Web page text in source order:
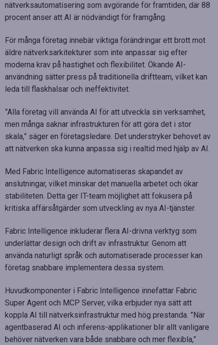
nätverksautomatisering som avgörande för framtiden, där 88
procent anser att AI är nödvändigt för framgång.
För många företag innebär viktiga förändringar ett brott mot
äldre nätverksarkitekturer som inte anpassar sig efter
moderna krav på hastighet och flexibilitet. Ökande AI-
användning sätter press på traditionella driftteam, vilket kan
leda till flaskhalsar och ineffektivitet.
”Alla företag vill använda AI för att utveckla sin verksamhet,
men många saknar infrastrukturen för att göra det i stor
skala,” säger en företagsledare. Det understryker behovet av
att nätverken ska kunna anpassa sig i realtid med hjälp av AI.
Med Fabric Intelligence automatiseras skapandet av
anslutningar, vilket minskar det manuella arbetet och ökar
stabiliteten. Detta ger IT-team möjlighet att fokusera på
kritiska affärsåtgärder som utveckling av nya AI-tjänster.
Fabric Intelligence inkluderar flera AI-drivna verktyg som
underlättar design och drift av infrastruktur. Genom att
använda naturligt språk och automatiserade processer kan
företag snabbare implementera dessa system.
Huvudkomponenter i Fabric Intelligence innefattar Fabric
Super Agent och MCP Server, vilka erbjuder nya sätt att
koppla AI till nätverksinfrastruktur med hög prestanda. ”När
agentbaserad AI och inferens-applikationer blir allt vanligare
behöver nätverken vara både snabbare och mer flexibla,”